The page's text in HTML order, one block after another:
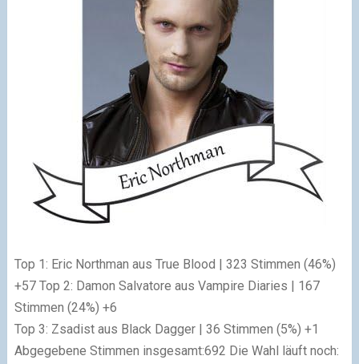
Top 1: Eric Northman aus True Blood | 323 Stimmen (46%)
+57 Top 2: Damon Salvatore aus Vampire Diaries | 167
Stimmen (24%) +6
Top 3: Zsadist aus Black Dagger | 36 Stimmen (5%) +1
Abgegebene Stimmen insgesamt:692 Die Wahl läuft noch: